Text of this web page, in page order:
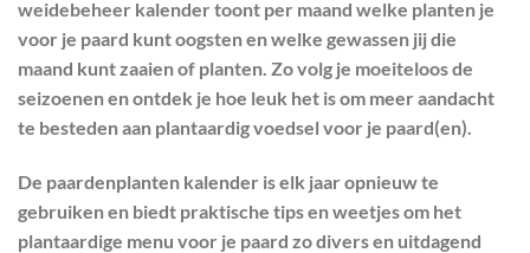
weidebeheer kalender toont per maand welke planten je
voor je paard kunt oogsten en welke gewassen jij die
maand kunt zaaien of planten. Zo volg je moeiteloos de
seizoenen en ontdek je hoe leuk het is om meer aandacht
te besteden aan plantaardig voedsel voor je paard(en).
De paardenplanten kalender is elk jaar opnieuw te
gebruiken en biedt praktische tips en weetjes om het
plantaardige menu voor je paard zo divers en uitdagend